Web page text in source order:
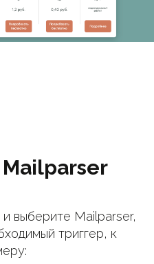
выберите Mailparser,
триггер, к